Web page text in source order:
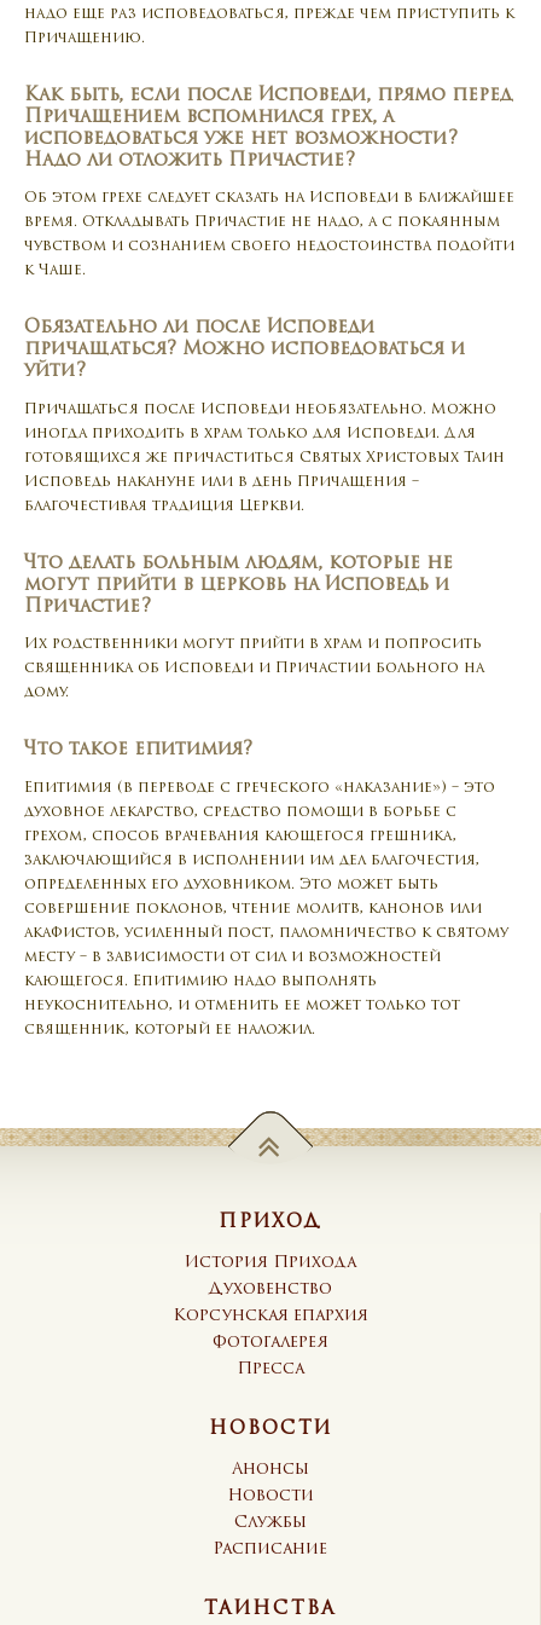
надо еще раз исповедоваться, прежде чем приступить к
Причащению.
Как быть, если после Исповеди, прямо перед
Причащением вспомнился грех, а
исповедоваться уже нет возможности?
Надо ли отложить Причастие?
Об этом грехе следует сказать на Исповеди в ближайшее
время. Откладывать Причастие не надо, а с покаянным
чувством и сознанием своего недостоинства подойти
к Чаше.
Обязательно ли после Исповеди
причащаться? Можно исповедоваться и
уйти?
Причащаться после Исповеди необязательно. Можно
иногда приходить в храм только для Исповеди. Для
готовящихся же причаститься Святых Христовых Таин
Исповедь накануне или в день Причащения –
благочестивая традиция Церкви.
Что делать больным людям, которые не
могут прийти в церковь на Исповедь и
Причастие?
Их родственники могут прийти в храм и попросить
священника об Исповеди и Причастии больного на
дому.
Что такое епитимия?
Епитимия (в переводе с греческого «наказание») – это
духовное лекарство, средство помощи в борьбе с
грехом, способ врачевания кающегося грешника,
заключающийся в исполнении им дел благочестия,
определенных его духовником. Это может быть
совершение поклонов, чтение молитв, канонов или
акафистов, усиленный пост, паломничество к святому
месту – в зависимости от сил и возможностей
кающегося. Епитимию надо выполнять
неукоснительно, и отменить ее может только тот
священник, который ее наложил.
ПРИХОД
История Прихода
Духовенство
Корсунская епархия
Фотогалерея
Пресса
НОВОСТИ
Анонсы
Новости
Службы
Расписание
ТАИНСТВА